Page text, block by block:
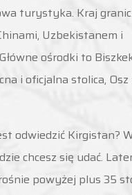
turystyka. Kraj
Uzbekistanem i
ośrodki to
i oficjalna stolica,
odwiedzić Kirgistan?
chcesz się udać.
powyżej plus 35